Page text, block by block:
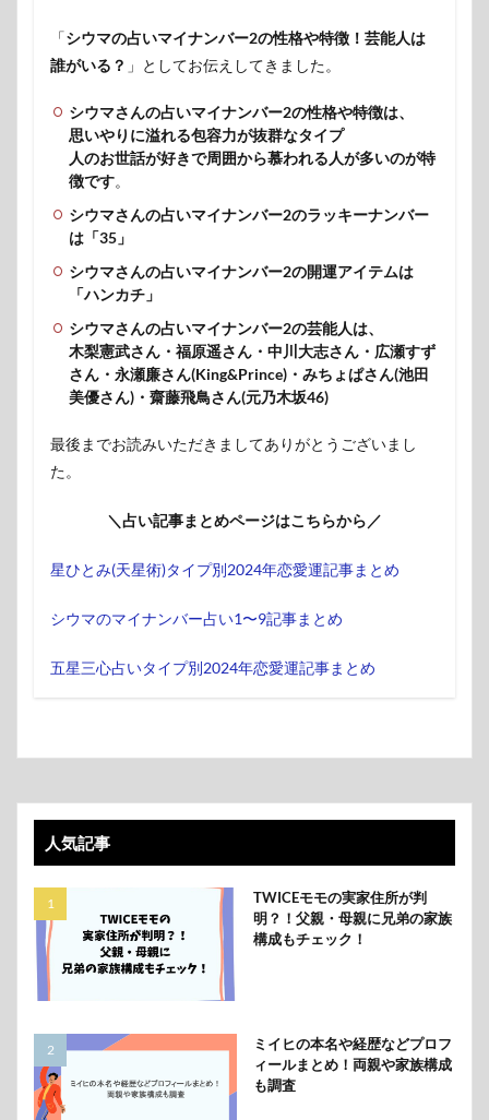
「シウマの占いマイナンバー2の性格や特徴！芸能人は
誰がいる？ 」としてお伝えしてきました。
シウマさんの占いマイナンバー2の性格や特徴は、
思いやりに溢れる包容力が抜群なタイプ
人のお世話が好きで周囲から慕われる人が多いのが特
徴です。
シウマさんの占いマイナンバー2のラッキーナンバー
は「35」
シウマさんの占いマイナンバー2の開運アイテムは
「ハンカチ」
シウマさんの占いマイナンバー2の芸能人は、
木梨憲武さん・福原遥さん・中川大志さん・広瀬すず
さん・永瀬廉さん(King&Prince)・みちょぱさん(池田
美優さん)・齋藤飛鳥さん(元乃木坂46)
最後までお読みいただきましてありがとうございまし
た。
＼占い記事まとめページはこちらから／
星ひとみ(天星術)タイプ別2024年恋愛運記事まとめ
シウマのマイナンバー占い1〜9記事まとめ
五星三心占いタイプ別2024年恋愛運記事まとめ
人気記事
TWICEモモの実家住所が判
明？！父親・母親に兄弟の家族
構成もチェック！
ミイヒの本名や経歴などプロフ
ィールまとめ！両親や家族構成
も調査